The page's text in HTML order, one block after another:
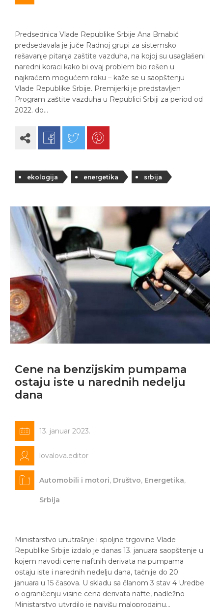
Predsednica Vlade Republike Srbije Ana Brnabić
predsedavala je juče Radnoj grupi za sistemsko
rešavanje pitanja zaštite vazduha, na kojoj su usaglašeni
naredni koraci kako bi ovaj problem bio rešen u
najkraćem mogućem roku – kaže se u saopštenju
Vlade Republike Srbije. Premijerki je predstavljen
Program zaštite vazduha u Republici Srbiji za period od
2022. do…
ekologija energetika srbija
Cene na benzijskim pumpama
ostaju iste u narednih nedelju
dana
13. januar 2023.
lovalova.editor
Automobili i motori, Društvo, Energetika,
Srbija
Ministarstvo unutrašnje i spoljne trgovine Vlade
Republike Srbije izdalo je danas 13. januara saopštenje u
kojem navodi cene naftnih derivata na pumpama
ostaju iste i narednih nedelju dana, tačnije do 20.
januara u 15 časova. U skladu sa članom 3 stav 4 Uredbe
o ograničenju visine cena derivata nafte, nadležno
Ministarstvo utvrdilo je najvišu maloprodajnu…